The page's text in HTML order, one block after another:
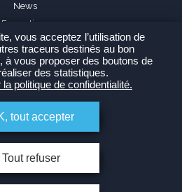
News
Formations
FAQ
Agence
vous acceptez l’utilisation de
traceurs destinés au bon
à vous proposer des boutons de
des statistiques.
politique de confidentialité.
tout accepter
Tout refuser